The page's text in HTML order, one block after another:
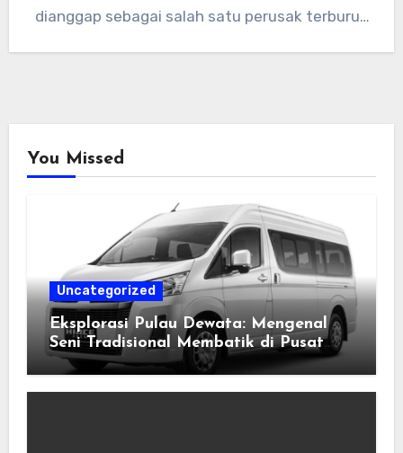
dianggap sebagai salah satu perusak terburuk
You Missed
Uncategorized
Eksplorasi Pulau Dewata: Mengenal
Seni Tradisional Membatik di Pusat
Kebudayaan Ubud